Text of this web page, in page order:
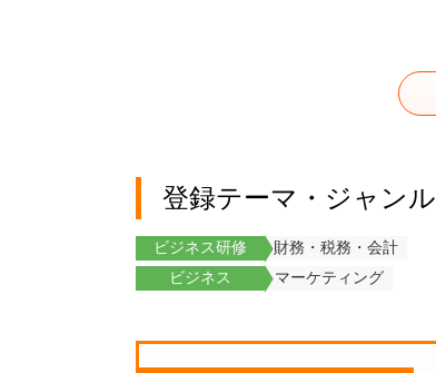
登録テーマ・ジャンル
ビジネス研修
財務・税務・会計
ビジネス
マーケティング